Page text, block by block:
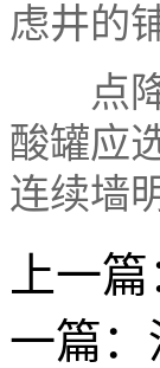
虑井的
点降
酸罐应
连续墙
上一
一篇：